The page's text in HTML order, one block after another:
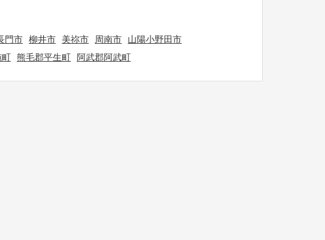
門市 柳井市 美祢市 周南市
山陽小野田市
町 熊毛郡平生町 阿武郡阿武町